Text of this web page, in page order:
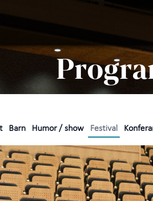
Barn Humor / show Festival